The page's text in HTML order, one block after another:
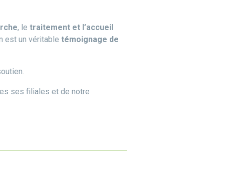
, le traitement et l’accueil
est un véritable témoignage de
ses filiales et de notre